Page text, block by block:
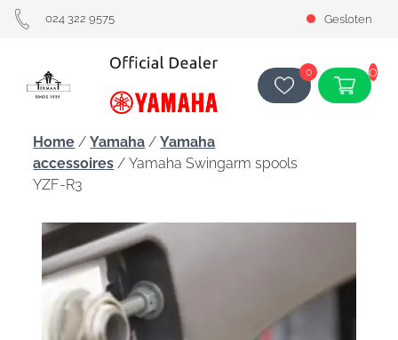
024 322 9575 Gesloten
0 0
Home /Yamaha /Yamaha
accessoires / Yamaha Swingarm spools
YZF-R3